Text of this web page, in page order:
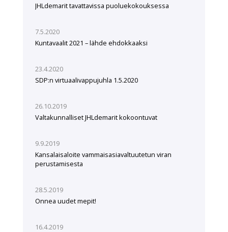
JHLdemarit tavattavissa puoluekokouksessa
7.5.2020
Kuntavaalit 2021 – lähde ehdokkaaksi
23.4.2020
SDP:n virtuaalivappujuhla 1.5.2020
26.10.2019
Valtakunnalliset JHLdemarit kokoontuvat
9.9.2019
Kansalaisaloite vammaisasiavaltuutetun viran
perustamisesta
28.5.2019
Onnea uudet mepit!
16.4.2019